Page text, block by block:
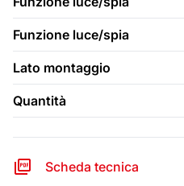
Funzione luce/spia
Lato montaggio
Quantità
Scheda tecnica